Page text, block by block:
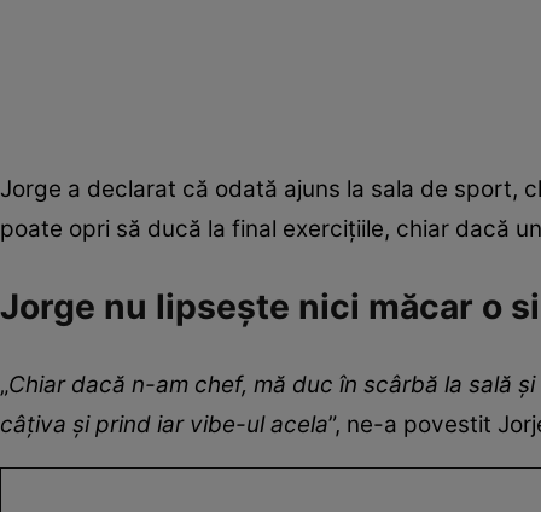
Jorge a declarat că odată ajuns la sala de sport,
poate opri să ducă la final exercițiile, chiar dacă
Jorge nu lipsește nici măcar o
„Chiar dacă n-am chef, mă duc în scârbă la sală
câțiva și prind iar vibe-ul acela”, ne-a povestit